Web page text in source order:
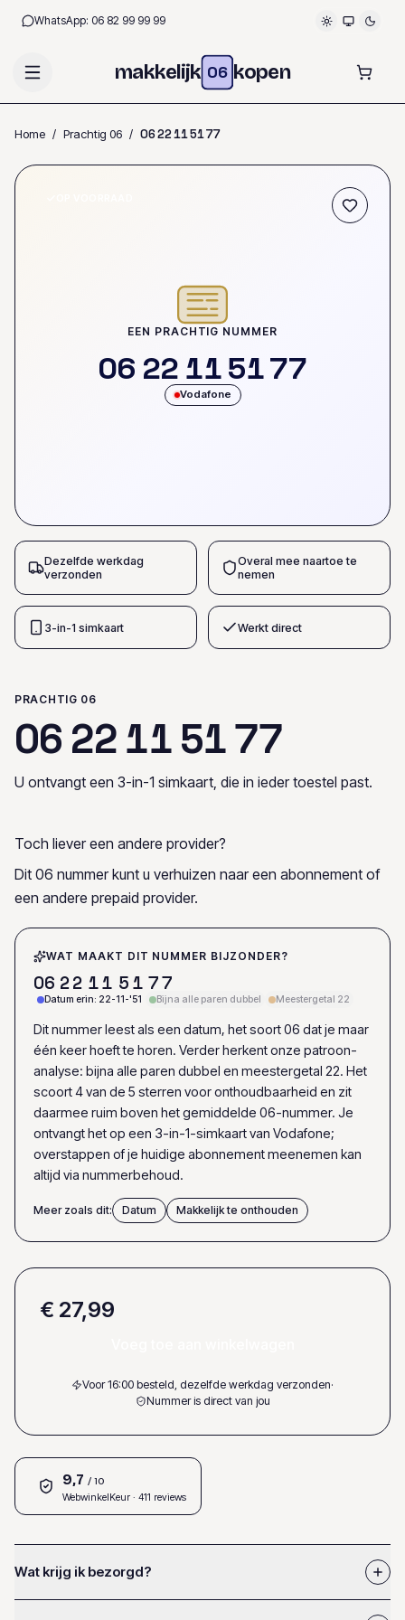
WhatsApp: 06 82 99 99 99
makkelijk 06 kopen
Home / Prachtig 06 / 0622115177
EEN PRACHTIG NUMMER
06 22 115177
Vodafone
Dezelfde werkdag
verzonden
Overal mee naartoe te
nemen
3-in-1 simkaart Werkt direct
PRACHTIG 06
06 22115177
U ontvangt een 3-in-1 simkaart, die in ieder toestel past.
Toch liever een andere provider?
Dit 06 nummer kunt u verhuizen naar een abonnement of
een andere prepaid provider.
WAT MAAKT DIT NUMMER BIJZONDER?
06 22 11 5 1 77
Datum erin: 22-11-'51 Bijna alle paren dubbel Meestergetal 22
Dit nummer leest als een datum, het soort 06 dat je maar
één keer hoeft te horen. Verder herkent onze patroon-
analyse: bijna alle paren dubbel en meestergetal 22. Het
scoort 4 van de 5 sterren voor onthoudbaarheid en zit
daarmee ruim boven het gemiddelde 06-nummer. Je
ontvangt het op een 3-in-1-simkaart van Vodafone;
overstappen of je huidige abonnement meenemen kan
altijd via nummerbehoud.
Meer zoals dit: Datum Makkelijk te onthouden
€ 27,99
Voor 16:00 besteld, dezelfde werkdag verzonden·
Nummer is direct van jou
9,7 / 10
WebwinkelKeur · 411 reviews
Wat krijg ik bezorgd?